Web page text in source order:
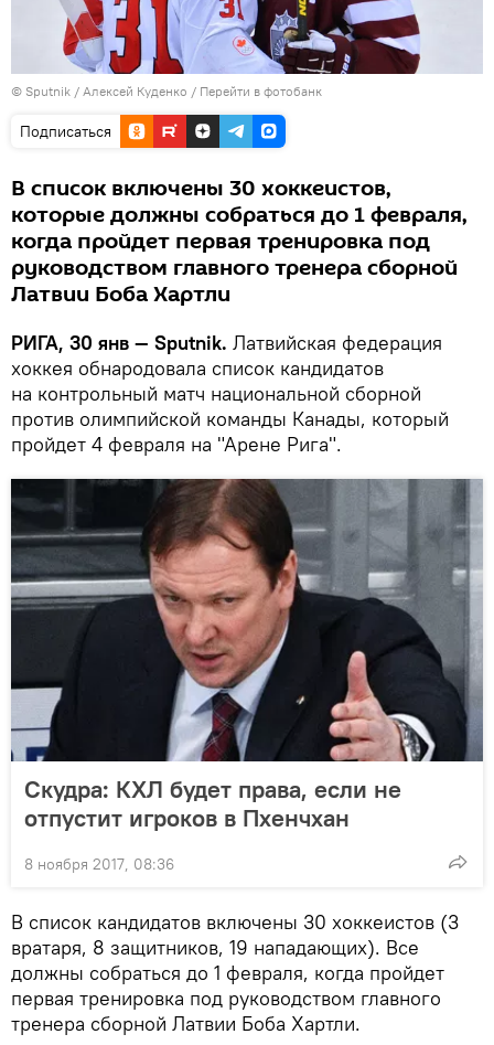
© Sputnik / Алексей Куденко / Перейти в фотобанк
Подписаться
В список включены 30 хоккеистов,
которые должны собраться до 1 февраля,
когда пройдет первая тренировка под
руководством главного тренера сборной
Латвии Боба Хартли
РИГА, 30 янв — Sputnik. Латвийская федерация
хоккея обнародовала список кандидатов
на контрольный матч национальной сборной
против олимпийской команды Канады, который
пройдет 4 февраля на "Арене Рига".
Скудра: КХЛ будет права, если не
отпустит игроков в Пхенчхан
8 ноября 2017, 08:36
В список кандидатов включены 30 хоккеистов (3
вратаря, 8 защитников, 19 нападающих). Все
должны собраться до 1 февраля, когда пройдет
первая тренировка под руководством главного
тренера сборной Латвии Боба Хартли.